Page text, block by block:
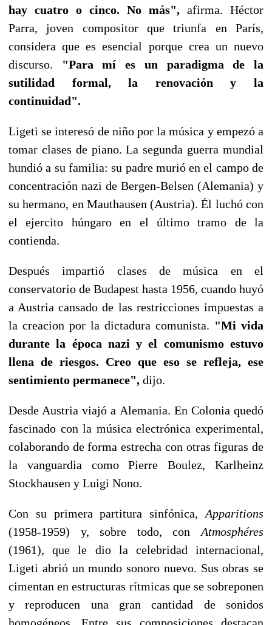
hay cuatro o cinco. No más", afirma. Héctor
Parra, joven compositor que triunfa en París,
considera que es esencial porque crea un nuevo
discurso.
"Para mí es un paradigma de la
sutilidad formal, la renovación y la
continuidad".
Ligeti se interesó de niño por la música y empezó a
tomar clases de piano. La segunda guerra mundial
hundió a su familia: su padre murió en el campo de
concentración nazi de Bergen-Belsen (Alemania) y
su hermano, en Mauthausen (Austria). Él luchó con
el ejercito húngaro en el último tramo de la
contienda.
Después impartió clases de música en el
conservatorio de Budapest hasta 1956, cuando huyó
a Austria cansado de las restricciones impuestas a
la creacion por la dictadura comunista. "Mi vida
durante la época nazi y el comunismo estuvo
llena de riesgos. Creo que eso se refleja, ese
sentimiento permanece", dijo.
Desde Austria viajó a Alemania. En Colonia quedó
fascinado con la música electrónica experimental,
colaborando de forma estrecha con otras figuras de
la vanguardia como Pierre Boulez, Karlheinz
Stockhausen y Luigi Nono.
Con su primera partitura sinfónica, Apparitions
(1958-1959) y, sobre todo, con Atmosphéres
(1961), que le dio la celebridad internacional,
Ligeti abrió un mundo sonoro nuevo. Sus obras se
cimentan en estructuras rítmicas que se sobreponen
y reproducen una gran cantidad de sonidos